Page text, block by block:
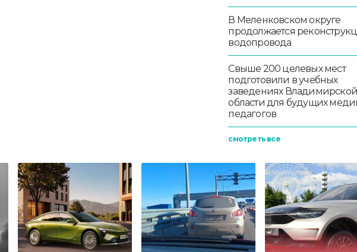
В Меленковском округе
продолжается
водопровода
Свыше 200 целевых мест
подготовили в учебных
заведениях Владимирской
области для будущих
педагогов
смотреть все